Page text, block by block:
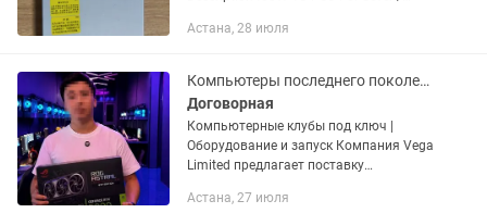
471015200208 Info100-127V 5.8A, 200-
Астана, 28 июля
Компьютеры последнего поколения оптом
Договорная
Компьютерные клубы под ключ |
Оборудование и запуск Компания Vega
Limited предлагает поставку
компьютерных клубов. Комплектация:
Астана, 27 июля